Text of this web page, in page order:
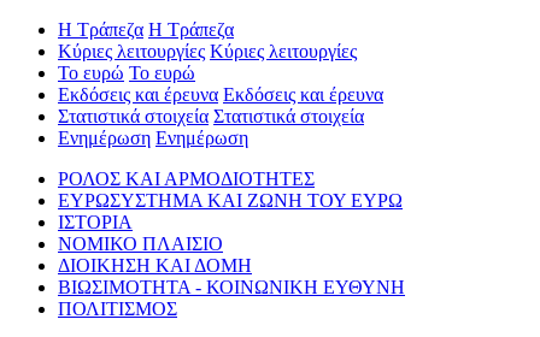
Η Τράπεζα Η Τράπεζα
Κύριες λειτουργίες Κύριες λειτουργίες
Το ευρώ Το ευρώ
Εκδόσεις και έρευνα Εκδόσεις και έρευνα
Στατιστικά στοιχεία Στατιστικά στοιχεία
Ενημέρωση Ενημέρωση
ΡΟΛΟΣ ΚΑΙ ΑΡΜΟΔΙΟΤΗΤΕΣ
ΕΥΡΩΣΥΣΤΗΜΑ ΚΑΙ ΖΩΝΗ ΤΟΥ ΕΥΡΩ
ΙΣΤΟΡΙΑ
ΝΟΜΙΚΟ ΠΛΑΙΣΙΟ
ΔΙΟΙΚΗΣΗ ΚΑΙ ΔΟΜΗ
ΒΙΩΣΙΜΟΤΗΤΑ - ΚΟΙΝΩΝΙΚΗ ΕΥΘΥΝΗ
ΠΟΛΙΤΙΣΜΟΣ